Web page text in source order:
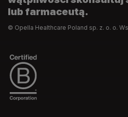
lub farmaceutą.
© Opella Healthcare Poland sp. z. o. o.